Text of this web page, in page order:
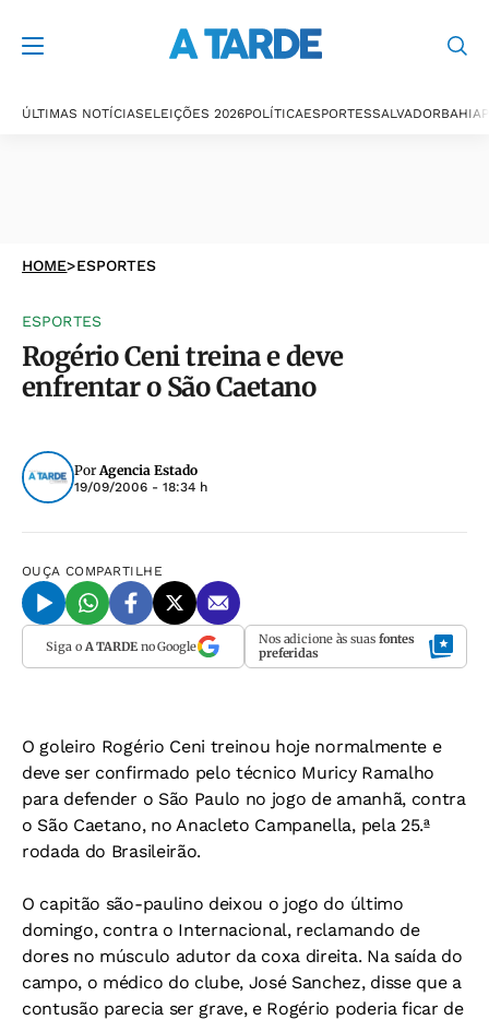
ÚLTIMAS NOTÍCIASELEIÇÕES 2026POLÍTICAESPORTESSALVADORBAHIA
HOME>ESPORTES
ESPORTES
Rogério Ceni treina e deve
enfrentar o São Caetano
PorAgencia Estado
19/09/2006 - 18:34 h
OUÇA COMPARTILHE
Siga o A TARDEno Google Nos adicione às suas fontes
preferidas
O goleiro Rogério Ceni treinou hoje normalmente e
deve ser confirmado pelo técnico Muricy Ramalho
para defender o São Paulo no jogo de amanhã, contra
o São Caetano, no Anacleto Campanella, pela 25.ª
rodada do Brasileirão.
O capitão são-paulino deixou o jogo do último
domingo, contra o Internacional, reclamando de
dores no músculo adutor da coxa direita. Na saída do
campo, o médico do clube, José Sanchez, disse que a
contusão parecia ser grave, e Rogério poderia ficar de